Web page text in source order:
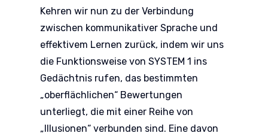
Kehren wir nun zu der Verbindung
zwischen kommunikativer Sprache und
effektivem Lernen zurück, indem wir uns
die Funktionsweise von SYSTEM 1 ins
Gedächtnis rufen, das bestimmten
„oberflächlichen“ Bewertungen
unterliegt, die mit einer Reihe von
„Illusionen“ verbunden sind. Eine davon